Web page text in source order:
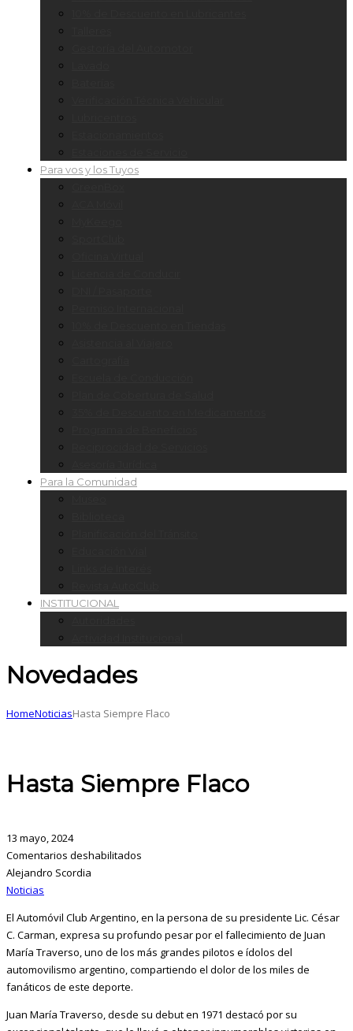
Para vos y los Tuyos
Para la Comunidad
INSTITUCIONAL
Novedades
HomeNoticiasHasta Siempre Flaco
Hasta Siempre Flaco
13 mayo, 2024
Comentarios deshabilitados
Alejandro Scordia
Noticias
El Automóvil Club Argentino, en la persona de su presidente Lic. César
C. Carman, expresa su profundo pesar por el fallecimiento de Juan
María Traverso, uno de los más grandes pilotos e ídolos del
automovilismo argentino, compartiendo el dolor de los miles de
fanáticos de este deporte.
Juan María Traverso, desde su debut en 1971 destacó por su